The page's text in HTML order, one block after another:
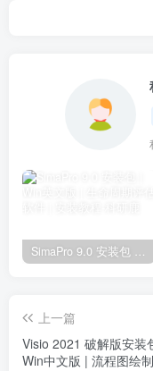
SimaPro 9.0 安装包 | Win英文版 | 生命周期评估软件 | 安装教程
上一篇
Visio 2021 破解版安装
Win中文版 | 流程图绘